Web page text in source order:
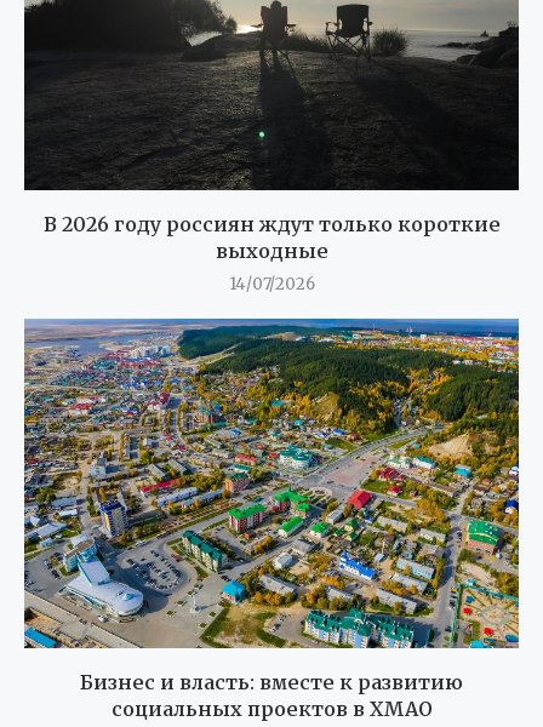
В 2026 году россиян ждут только короткие
выходные
14/07/2026
Бизнес и власть: вместе к развитию
социальных проектов в ХМАО